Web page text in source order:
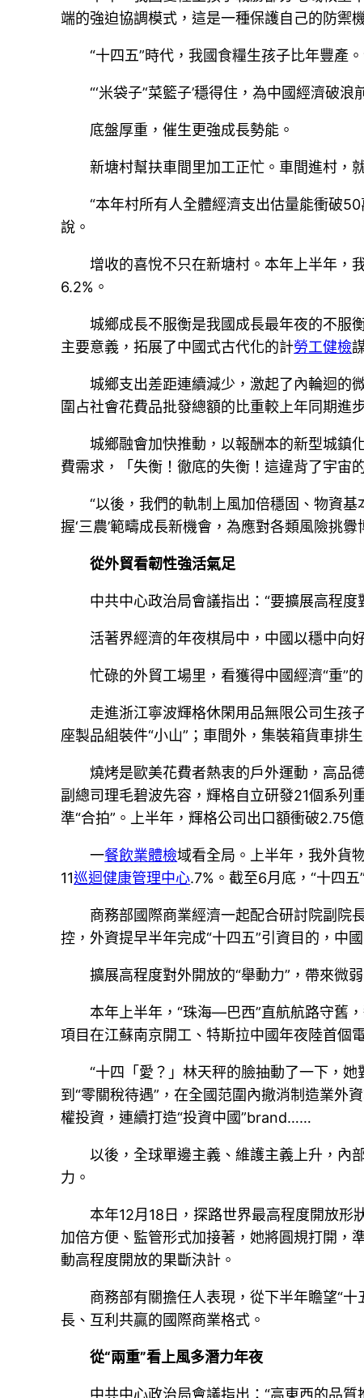
端的強迫協調模式，這是一種保護自己的防禦
“十四五”時代，我國食糧生孩子比年豐產
“‘米袋子’‘菜籃子’穩得住，為中國經濟破
底盤厚重，催生更強成長勢能。
新塘村幫扶車間里加工正忙。車間進村，
“本年村所有人全體經濟支出估量能衝破
說。
增收的喜悅不只在新塘村。本年上半年，
6.2%。
城鄉成長不服衡是我國成長最年夜的不服
主要意義，拓展了中國式古代化的計勞工健檢
城鄉支出差距連續減少，激起了內輪迴的
圍占社會花費品批發總額的比重較上年同期進
城鄉融會加快推動，以報酬本的新型城鎮
費需求，「失衡！徹底的失衡！這違背了宇宙
“以後，我們的軌制上風加倍穩固、物資基
握‘三農’範疇成長新機會，為應對各類風險挑
從外貿看韌性強活氣足
中共中心政治局會議指出：“要擴展高程
活著界經濟的年夜棋局中，中國以穩中向
忙碌的外貿工場里，看獲得中國經濟“重”
走進浙江寧波輝格休閑用品無限公司生孩
座製品組裝件“小山”；車間外，集裝箱貨車排
燒烤是歐美花費者熱衷的戶外運動，高品
副總司理毛碧波先容，輝格自立研發21個系列
準“合拍”。上半年，輝格公司出口額衝破2.75
一餐飲業體檢域看全局。上半年，我外貨
11巡迴健康管理中心.7%。截至6月底，“十四
商務部國際商業經濟一起配合研討院副院
控，外資提早半年完成“十四五”引資目的，中
擴展高程度對外開放的“舉動力”，帶來微
本年上半年，“珠海—巴西”直航航路守舊
項目在江蘇南京開工、特斯拉中國年夜陸首個
“十四「愛？」林天秤的臉抽動了一下，
到“零關稅待遇”，在全國范圍內撤消制造業外
權投資，連續打造“投資中國”brand……
以後，全球單邊主義、維護主義上升，內
力。
本年12月18日，探路世界最高程度開放
加倍方便、監管形式加接著，她將圓規打開
動高程度開放的果斷決計。
商務部有關擔任人表現，從下半年瞻望“
長、互利共贏的國際商業格式。
從“兩重”看上風多潛力年夜
中共中心政治局會議指出：“高東西的品